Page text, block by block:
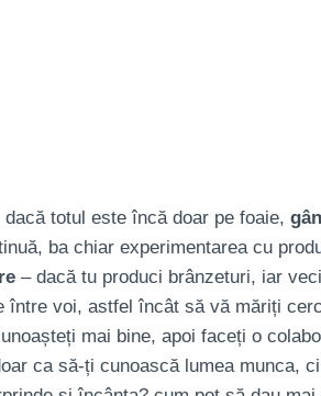
totul este încă doar pe foaie,
ba chiar experimentarea cu
– dacă tu produci brânzeturi, iar
între voi, astfel încât să vă măriți
mai bine, apoi faceți o
ca să-ți cunoască lumea munca,